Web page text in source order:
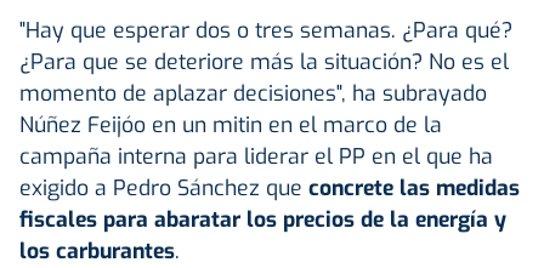
"Hay que esperar dos o tres semanas. ¿Para qué?
¿Para que se deteriore más la situación? No es el
momento de aplazar decisiones", ha subrayado
Núñez Feijóo en un mitin en el marco de la
campaña interna para liderar el PP en el que ha
exigido a Pedro Sánchez que concrete las medidas
fiscales para abaratar los precios de la energía y
los carburantes.